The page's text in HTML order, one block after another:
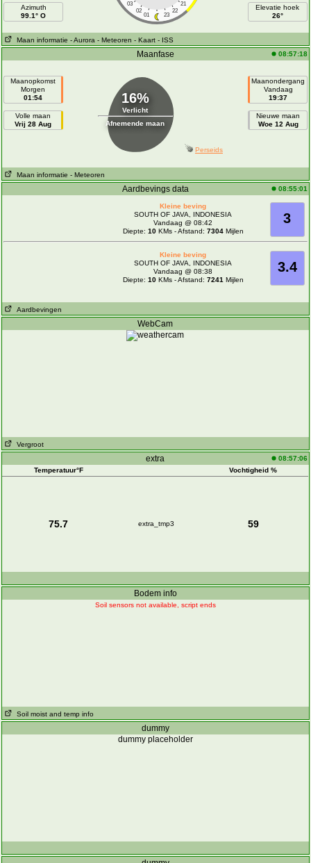
Azimuth
99.1° O
03
21
02
22
01 23
Elevatie hoek
26°
Maan informatie - Aurora - Meteoren - Kaart - ISS
Maanfase 08:57:18
Maanopkomst
Morgen
01:54
Volle maan
Vrij 28 Aug
16%
Verlicht
Afnemende maan
Maanondergang
Vandaag
19:37
Nieuwe maan
Woe 12 Aug
Perseids
Maan informatie - Meteoren
Aardbevings data 08:55:01
3
Kleine beving
SOUTH OF JAVA, INDONESIA
Vandaag @ 08:42
Diepte: 10KMs - Afstand: 7304Mijlen
3.4
Kleine beving
SOUTH OF JAVA, INDONESIA
Vandaag @ 08:38
Diepte: 10KMs - Afstand: 7241 Mijlen
Aardbevingen
WebCam
Vergroot
extra
08:57:06
Temperatuur°F
Vochtigheid %
75.7 extra_tmp3 59
Bodem info
Soil sensors not available, script ends
Soil moist and temp info
dummy
dummy placeholder